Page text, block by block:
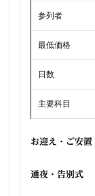
参列者
最低価格
日数
主要科目
お迎え・ご安置
通夜・告別式